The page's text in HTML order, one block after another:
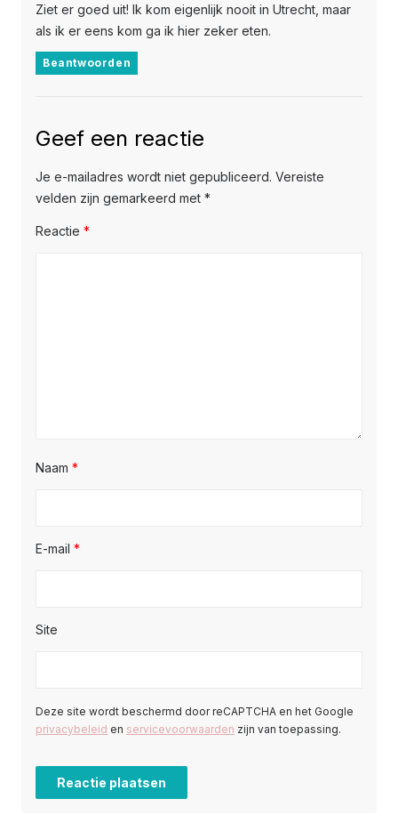
Ziet er goed uit! Ik kom eigenlijk nooit in Utrecht, maar
als ik er eens kom ga ik hier zeker eten.
Beantwoorden
Geef een reactie
Je e-mailadres wordt niet gepubliceerd. Vereiste
velden zijn gemarkeerd met *
Reactie *
Naam *
E-mail *
Site
Deze site wordt beschermd door reCAPTCHA en het Google
privacybeleid en servicevoorwaarden zijn van toepassing.